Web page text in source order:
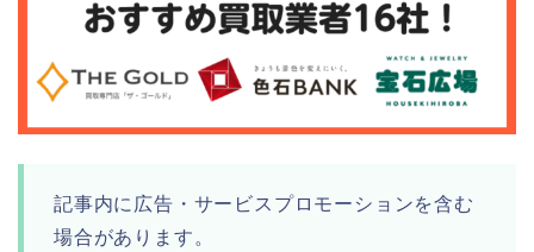
記事内に広告・サービスプロモーションを含む
場合があります。